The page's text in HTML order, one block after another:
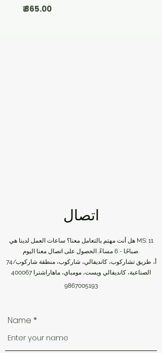
السعر
اتصال
هل أنت مهتم بالتعامل معنا؟ ساعات العمل لدينا هي MS: 11
74/أ، طريق تشاركوب، كانديفالي، شاركوب، منطقة شاركوب
الصناعية، كانديفالي ويست، مومباي، ماهاراشترا 400067
9867005193
Name